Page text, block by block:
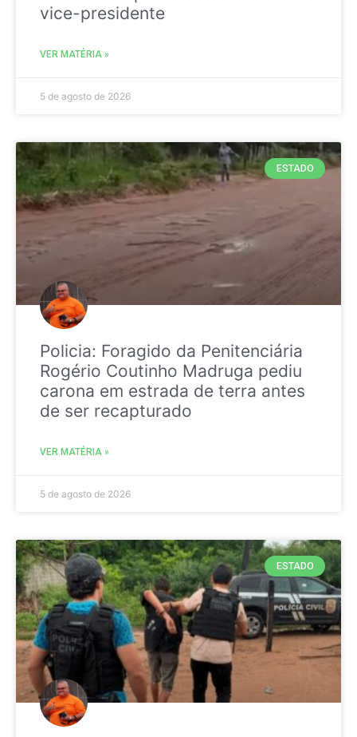
vice-presidente
VER MATÉRIA »
5 de agosto de 2026
ESTADO
Policia: Foragido da Penitenciária
Rogério Coutinho Madruga pediu
carona em estrada de terra antes
de ser recapturado
VER MATÉRIA »
5 de agosto de 2026
ESTADO